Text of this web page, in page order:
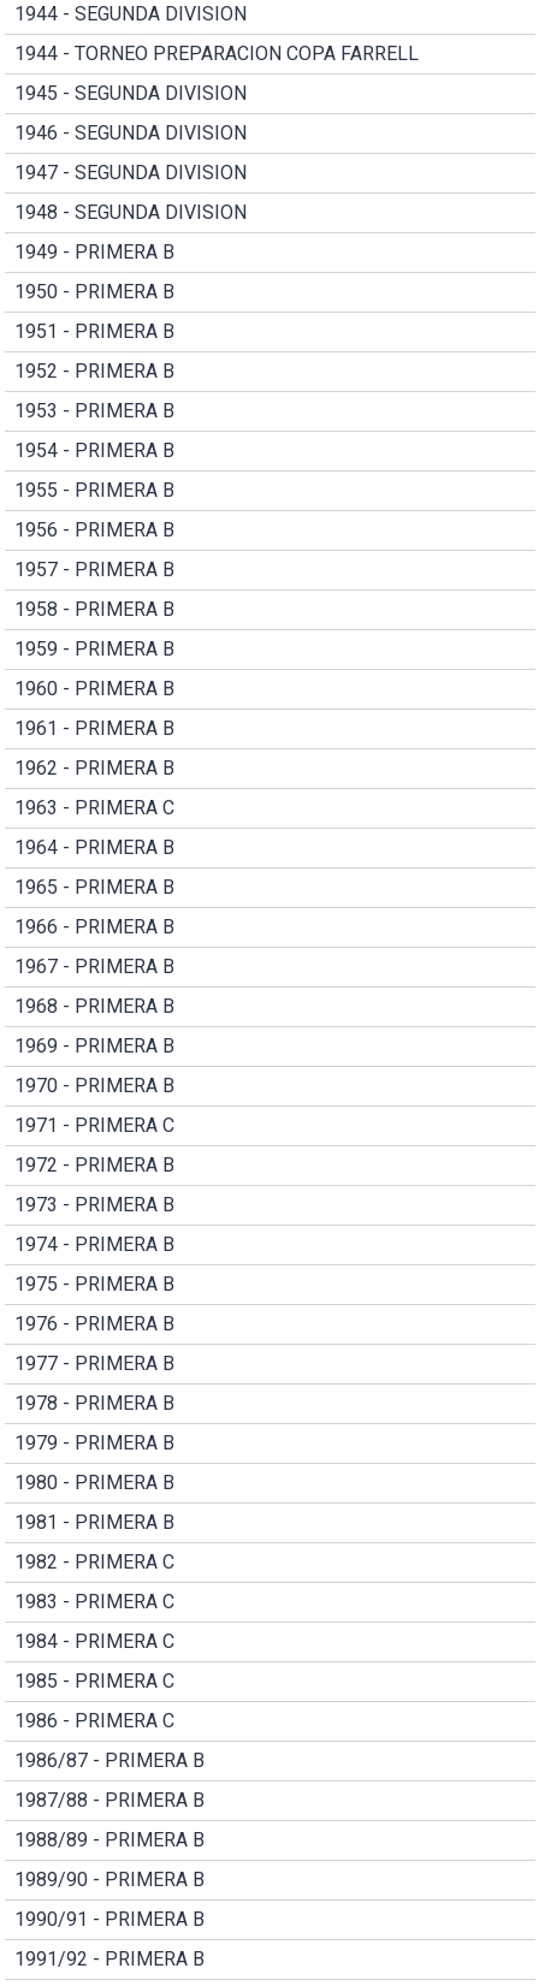
1944 - SEGUNDA DIVISION
1944 - TORNEO PREPARACION COPA FARRELL
1945 - SEGUNDA DIVISION
1946 - SEGUNDA DIVISION
1947 - SEGUNDA DIVISION
1948 - SEGUNDA DIVISION
1949 - PRIMERA B
1950 - PRIMERA B
1951 - PRIMERA B
1952 - PRIMERA B
1953 - PRIMERA B
1954 - PRIMERA B
1955 - PRIMERA B
1956 - PRIMERA B
1957 - PRIMERA B
1958 - PRIMERA B
1959 - PRIMERA B
1960 - PRIMERA B
1961 - PRIMERA B
1962 - PRIMERA B
1963 - PRIMERA C
1964 - PRIMERA B
1965 - PRIMERA B
1966 - PRIMERA B
1967 - PRIMERA B
1968 - PRIMERA B
1969 - PRIMERA B
1970 - PRIMERA B
1971 - PRIMERA C
1972 - PRIMERA B
1973 - PRIMERA B
1974 - PRIMERA B
1975 - PRIMERA B
1976 - PRIMERA B
1977 - PRIMERA B
1978 - PRIMERA B
1979 - PRIMERA B
1980 - PRIMERA B
1981 - PRIMERA B
1982 - PRIMERA C
1983 - PRIMERA C
1984 - PRIMERA C
1985 - PRIMERA C
1986 - PRIMERA C
1986/87 - PRIMERA B
1987/88 - PRIMERA B
1988/89 - PRIMERA B
1989/90 - PRIMERA B
1990/91 - PRIMERA B
1991/92 - PRIMERA B